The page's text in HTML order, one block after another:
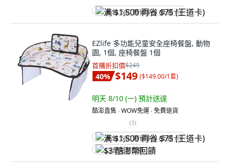
满 $1,500 再省 $75 (王道卡)
EZlife 多功能兒童安全座椅餐盤, 動物
園, 1個, 座椅餐盤 1個
首購折扣價$249
40% $149 ($149.00/1套)
明天 8/10 (一) 預計送達
酷澎直售 ∙ WOW免運 ∙ 免費退貨
(3)
满 $1,500 再省 $75 (王道卡)
$3 酷澎幣回饋